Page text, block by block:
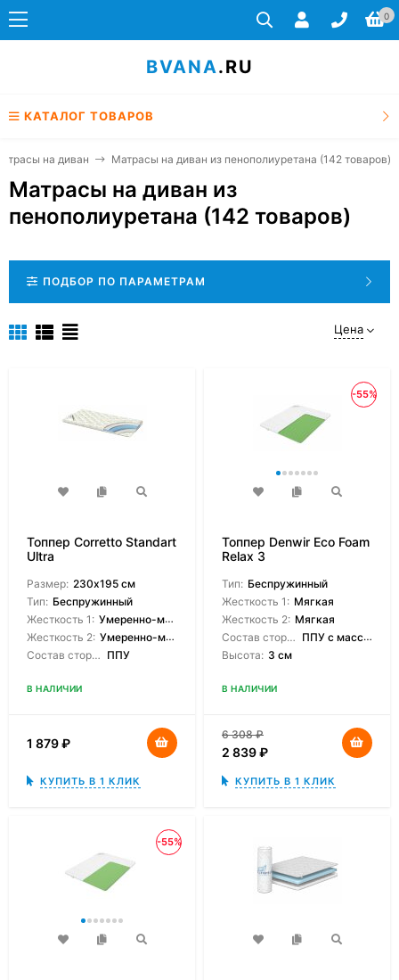
0
BVANA.RU
КАТАЛОГ ТОВАРОВ
на диван Матрасы на диван из пенополиуретана (142 товаров)
Матрасы на диван из
пенополиуретана (142 товаров)
ПОДБОР ПО ПАРАМЕТРАМ
Цена
Топпер Corretto Standart
Ultra
Размер: 230х195 см
Тип: Беспружинный
Жесткость 1: Умеренно-мягкая
Жесткость 2: Умеренно-мягкая
Состав сторон: ППУ
В НАЛИЧИИ
1 879₽
КУПИТЬ В 1 КЛИК
-55%
Топпер Denwir Eco Foam
Relax 3
Тип: Беспружинный
Жесткость 1: Мягкая
Жесткость 2: Мягкая
Состав сторон: ППУ с массажным эффектом
Высота: 3 см
В НАЛИЧИИ
6 308₽
2 839₽
КУПИТЬ В 1 КЛИК
-55%